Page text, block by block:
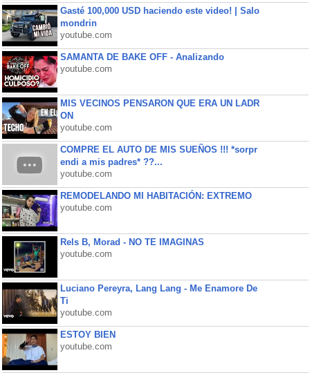
Gasté 100,000 USD haciendo este video! | Salo
mondrin
youtube.com
SAMANTA DE BAKE OFF - Analizando
youtube.com
MIS VECINOS PENSARON QUE ERA UN LADR
ON
youtube.com
COMPRE EL AUTO DE MIS SUEÑOS !!! *sorpr
endi a mis padres* ??...
youtube.com
REMODELANDO MI HABITACIÓN: EXTREMO
youtube.com
Rels B, Morad - NO TE IMAGINAS
youtube.com
Luciano Pereyra, Lang Lang - Me Enamore De
Ti
youtube.com
ESTOY BIEN
youtube.com